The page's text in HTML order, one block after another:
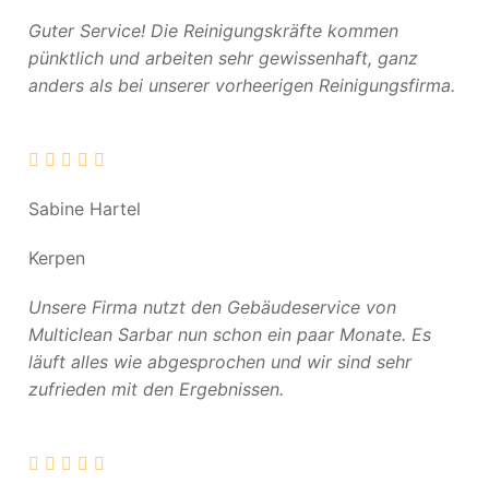
Guter Service! Die Reinigungskräfte kommen
pünktlich und arbeiten sehr gewissenhaft, ganz
anders als bei unserer vorheerigen Reinigungsfirma.
Sabine Hartel
Kerpen
Unsere Firma nutzt den Gebäudeservice von
Multiclean Sarbar nun schon ein paar Monate. Es
läuft alles wie abgesprochen und wir sind sehr
zufrieden mit den Ergebnissen.